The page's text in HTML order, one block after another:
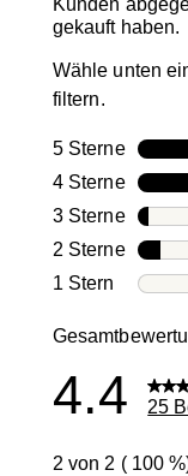
Kunden
gekauft haben.
Wähle unten
filtern.
5 SterneSterne
4 SterneSterne
3 SterneSterne
2 SterneSterne
1 Stern Sterne
4.4 25
2 von 2 ( 100